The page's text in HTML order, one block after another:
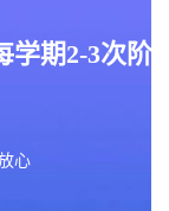
学期2-3次阶
心